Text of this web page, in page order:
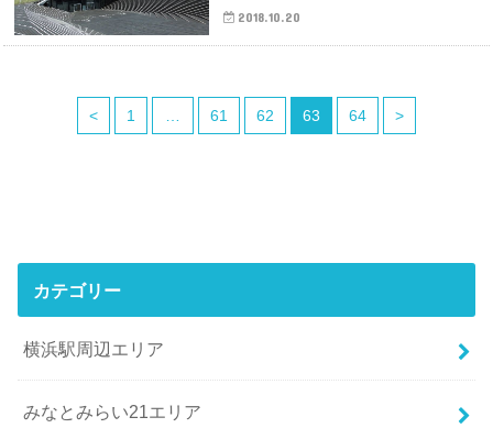
2018.10.20
< 1 61 62 63 64 >
カテゴリー
横浜駅周辺エリア
みなとみらい21エリア